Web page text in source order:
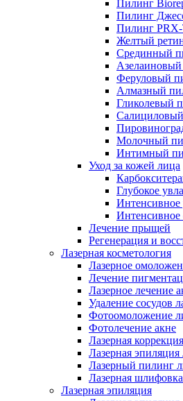
Пилинг
Пилинг
Пилинг
Желтый
Срединный
Феруловый
Алмазный
Гликолевый
Молочный
Интимный
Уход за кожей лица
Глубокое
Интенсивное
Лечение прыщей
Регенерация и
Лазерная косметология
Лазерное
Лечение
Лазерное лечение
Удаление сосудов
Фотоомоложение
Фотолечение акне
Лазерная
Лазерная эпиляция
Лазерный пилинг
Лазерная
Лазерная эпиляция